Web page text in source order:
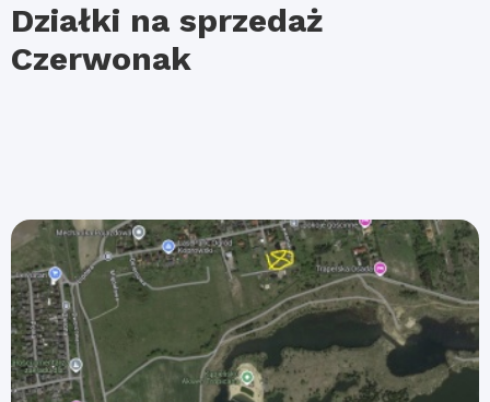
Działki na sprzedaż
Czerwonak